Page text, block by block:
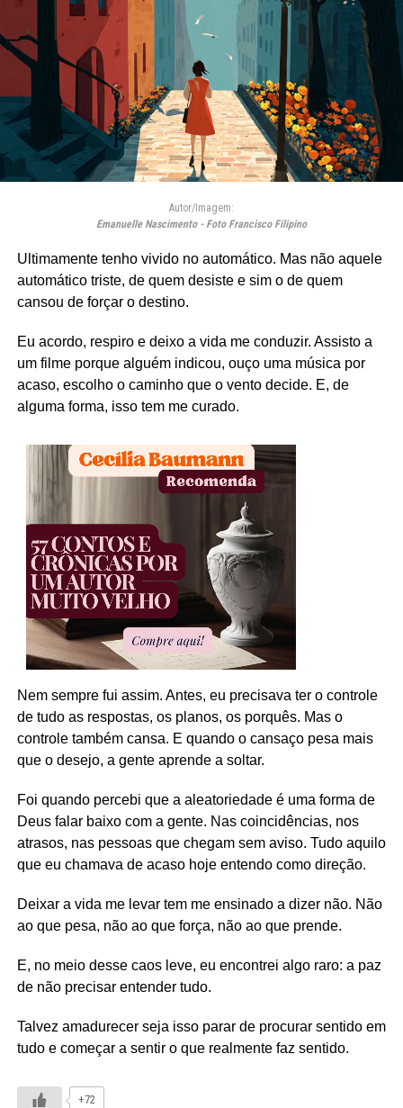
Autor/Imagem:
Emanuelle Nascimento - Foto Francisco Filipino
Ultimamente tenho vivido no automático. Mas não aquele
automático triste, de quem desiste e sim o de quem
cansou de forçar o destino.
Eu acordo, respiro e deixo a vida me conduzir. Assisto a
um filme porque alguém indicou, ouço uma música por
acaso, escolho o caminho que o vento decide. E, de
alguma forma, isso tem me curado.
Nem sempre fui assim. Antes, eu precisava ter o controle
de tudo as respostas, os planos, os porquês. Mas o
controle também cansa. E quando o cansaço pesa mais
que o desejo, a gente aprende a soltar.
Foi quando percebi que a aleatoriedade é uma forma de
Deus falar baixo com a gente. Nas coincidências, nos
atrasos, nas pessoas que chegam sem aviso. Tudo aquilo
que eu chamava de acaso hoje entendo como direção.
Deixar a vida me levar tem me ensinado a dizer não. Não
ao que pesa, não ao que força, não ao que prende.
E, no meio desse caos leve, eu encontrei algo raro: a paz
de não precisar entender tudo.
Talvez amadurecer seja isso parar de procurar sentido em
tudo e começar a sentir o que realmente faz sentido.
+72